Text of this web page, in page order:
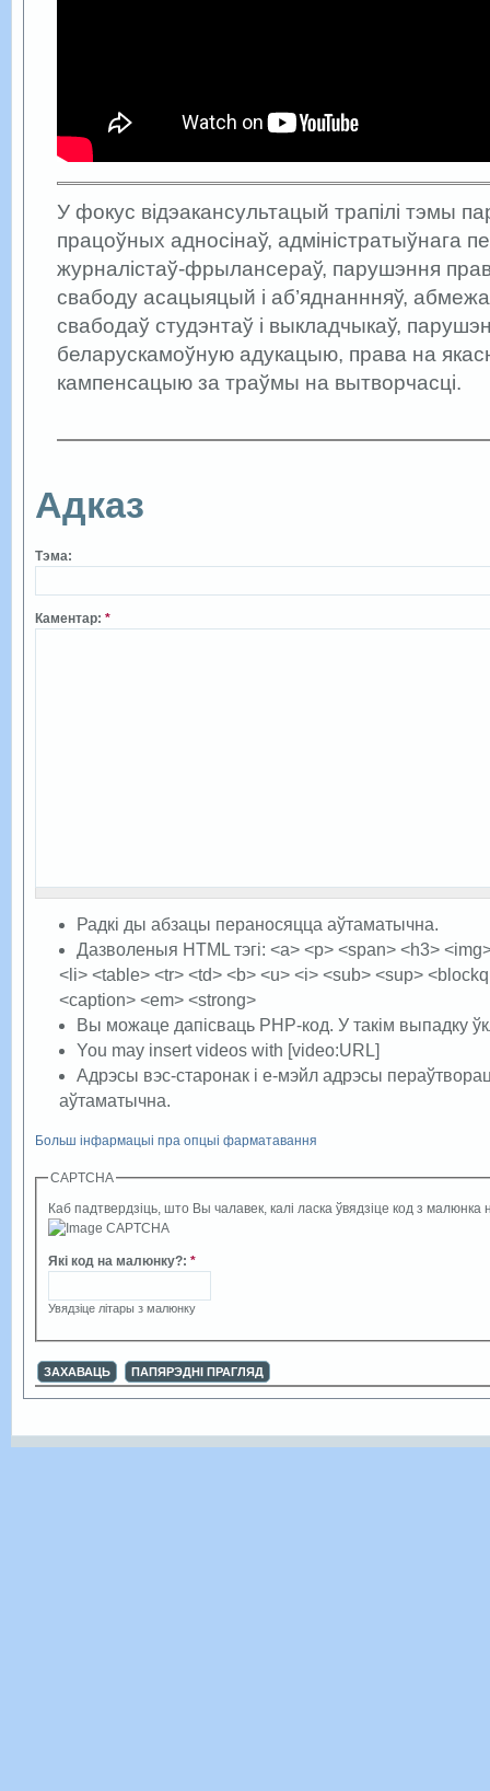
У фокус відэакансультацый трапілі тэмы
працоўных адносінаў, адміністратыўнага
журналістаў-фрылансераў, парушэння
свабоду асацыяцый і аб’яднаннняў,
свабодаў студэнтаў і выкладчыкаў,
беларускамоўную адукацыю, права на
кампенсацыю за траўмы на вытворчасці.
Адказ
Тэма:
Каментар: *
Радкі ды абзацы пераносяцца аўтаматычна.
Дазволеныя HTML тэгі: <a> <p> <span> <h3>
<li> <table> <tr> <td> <b> <u> <i> <sub> <sup>
<caption> <em> <strong>
Вы можаце дапісваць PHP-код. У такім выпадку
You may insert videos with [video:URL]
Адрэсы вэс-старонак і е-мэйл адрэсы
аўтаматычна.
Больш інфармацыі пра опцыі фарматавання
CAPTCHA
Каб падтвердзіць, што Вы чалавек, калі ласка ўвядзіце код з малюнка
Які код на малюнку?: *
Увядзіце літары з малюнку